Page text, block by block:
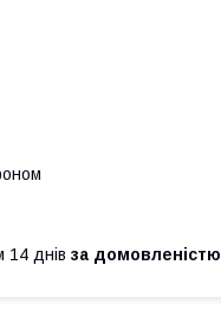
14 днів за домовленістю